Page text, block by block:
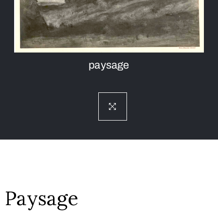
paysage
Paysage